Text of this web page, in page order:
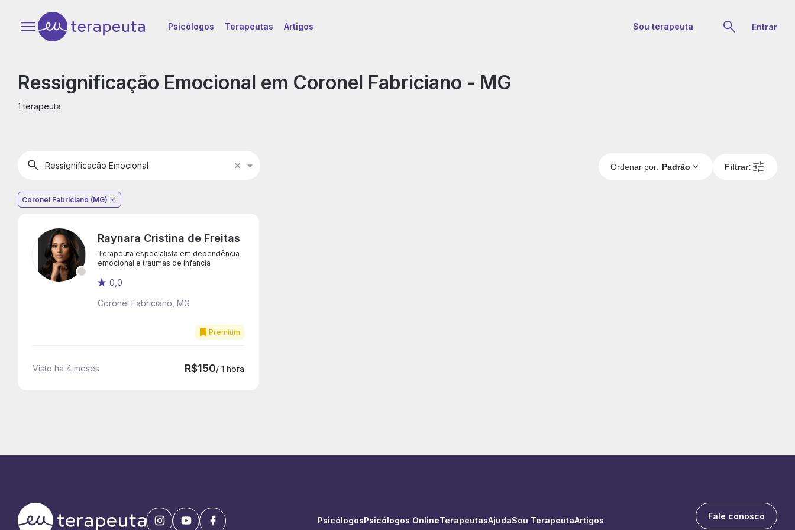
Psicólogos Terapeutas Artigos Sou terapeuta Entrar
Ressignificação Emocional em Coronel Fabriciano - MG
1 terapeuta
Ressignificação Emocional Ordenar por: Padrão Filtrar:
Coronel Fabriciano (MG)
Premium
Raynara Cristina de Freitas
Terapeuta especialista em dependência
emocional e traumas de infancia
0,0
Coronel Fabriciano, MG
Visto há 4 meses R$150/ 1 hora
PsicólogosPsicólogos OnlineTerapeutasAjudaSou TerapeutaArtigos Fale conosco